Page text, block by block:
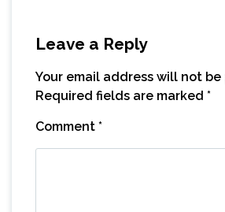
Leave a Reply
Your email address will not be
Required fields are marked *
Comment *